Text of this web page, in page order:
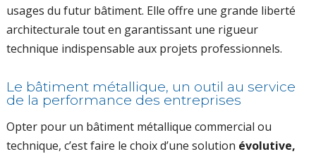
usages du futur bâtiment. Elle offre une grande liberté
architecturale tout en garantissant une rigueur
technique indispensable aux projets professionnels.
Le bâtiment métallique, un outil au service
de la performance des entreprises
Opter pour un bâtiment métallique commercial ou
technique, c’est faire le choix d’une solution évolutive,